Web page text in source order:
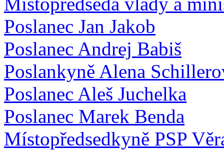
Poslanec Jan Jakob
Poslanec Andrej Babiš
Poslankyně Alena
Poslanec Aleš Juchelka
Poslanec Marek Benda
Místopředsedkyně PSP